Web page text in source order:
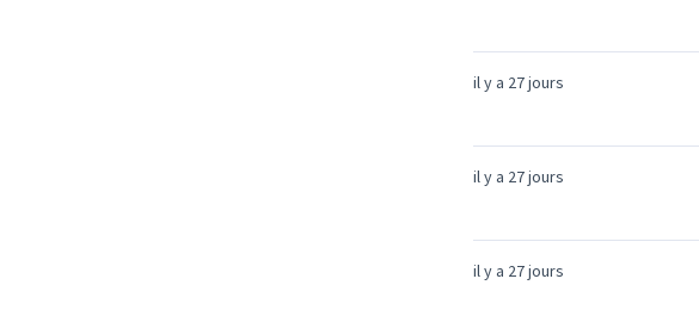
il y a 27 jours
il y a 27 jours
il y a 27 jours